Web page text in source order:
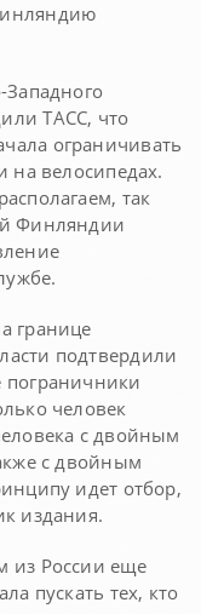
Западного
ТАСС, что
ограничивать
на велосипедах.
так
Финляндии
границе
подтвердили
человек
с двойным
с двойным
идет отбор,
издания.
из России еще
пускать тех, кто